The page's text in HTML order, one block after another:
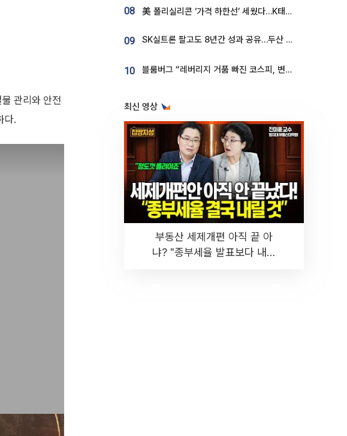
관리와 안전
다.
08 美 폴리실리콘 ‘가격 하한선’ 세웠다…K태양광 수혜 기대
09 SK실트론 팔고도 8년간 성과 공유…두산 인수대금 2.3조가 끝 아냐
10 블룸버그 “레버리지 거품 빠진 코스피, 변동성 최악 국면 지났을 가능성”
최신 영상
부동산 세제개편 아직 끝 아
냐? "종부세율 발표보다 내릴